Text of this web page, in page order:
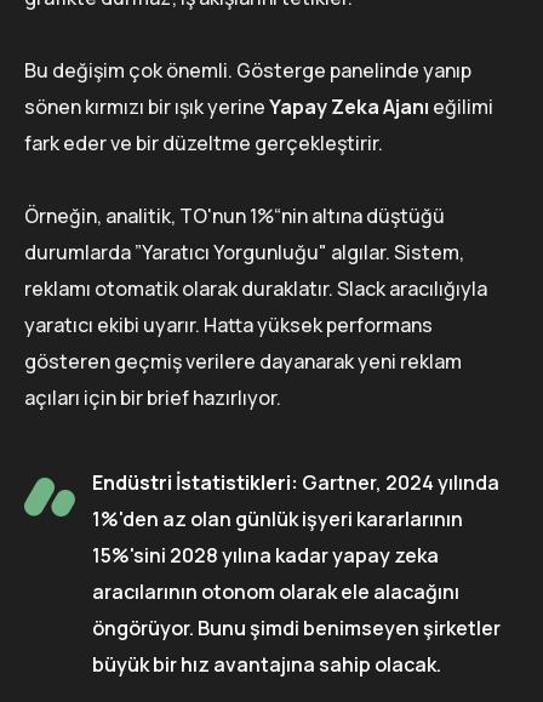
Bu değişim çok önemli. Gösterge panelinde yanıp
sönen kırmızı bir ışık yerineYapay Zeka Ajanı eğilimi
fark eder ve bir düzeltme gerçekleştirir.
Örneğin, analitik, TO'nun 1%“nin altına düştüğü
durumlarda ”Yaratıcı Yorgunluğu" algılar. Sistem,
reklamı otomatik olarak duraklatır. Slack aracılığıyla
yaratıcı ekibi uyarır. Hatta yüksek performans
gösteren geçmiş verilere dayanarak yeni reklam
açıları için bir brief hazırlıyor.
Endüstri İstatistikleri: Gartner, 2024 yılında
1%'den az olan günlük işyeri kararlarının
15%'sini 2028 yılına kadar yapay zeka
aracılarının otonom olarak ele alacağını
öngörüyor. Bunu şimdi benimseyen şirketler
büyük bir hız avantajına sahip olacak.